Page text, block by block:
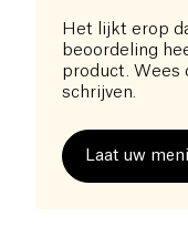
Het lijkt erop
beoordeling
product. Wees
schrijven.
Laat uw